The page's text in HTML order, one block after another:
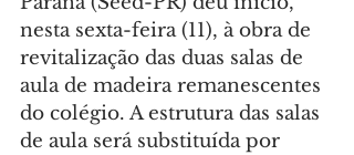
nesta sexta-feira (11), à obra de
revitalização das duas salas de
aula de madeira remanescentes
do colégio. A estrutura das salas
de aula será substituída por